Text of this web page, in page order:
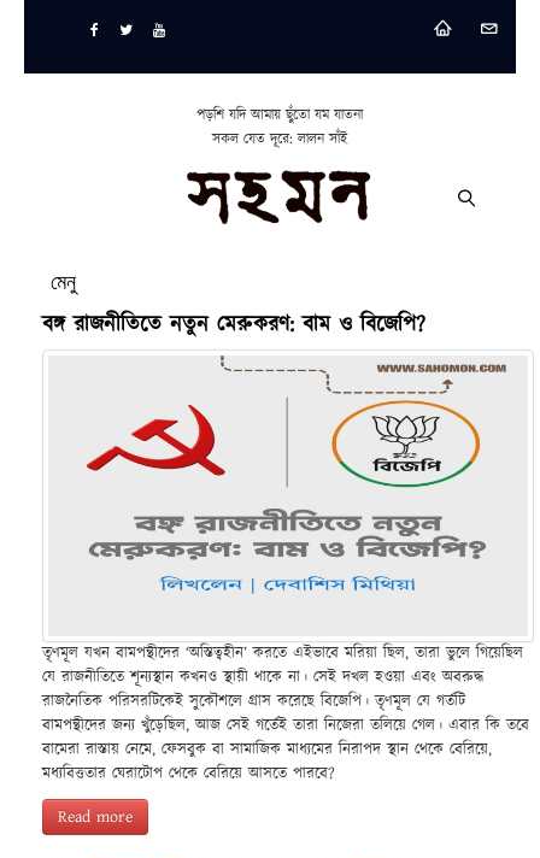
পড়শি যদি আমায় ছুঁতো যম যাতনা
সকল যেত দূরে: লালন সাঁই
মেনু
বঙ্গ রাজনীতিতে নতুন মেরুকরণ: বাম ও বিজেপি?
তৃণমূল যখন বামপন্থীদের ‘অস্তিত্বহীন’ করতে এইভাবে মরিয়া ছিল, তারা ভুলে গিয়েছিল
যে রাজনীতিতে শূন্যস্থান কখনও স্থায়ী থাকে না। সেই দখল হওয়া এবং অবরুদ্ধ
রাজনৈতিক পরিসরটিকেই সুকৌশলে গ্রাস করেছে বিজেপি। তৃণমূল যে গর্তটি
বামপন্থীদের জন্য খুঁড়েছিল, আজ সেই গর্তেই তারা নিজেরা তলিয়ে গেল। এবার কি তবে
বামেরা রাস্তায় নেমে, ফেসবুক বা সামাজিক মাধ্যমের নিরাপদ স্থান থেকে বেরিয়ে,
মধ্যবিত্ততার ঘেরাটোপ থেকে বেরিয়ে আসতে পারবে?
Read more